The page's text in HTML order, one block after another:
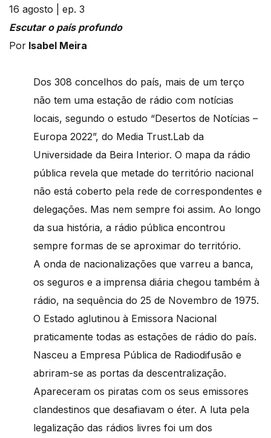
16 agosto | ep. 3
Escutar o país profundo
Por Isabel Meira
Dos 308 concelhos do país, mais de um terço
não tem uma estação de rádio com notícias
locais, segundo o estudo “Desertos de Notícias –
Europa 2022”, do Media Trust.Lab da
Universidade da Beira Interior. O mapa da rádio
pública revela que metade do território nacional
não está coberto pela rede de correspondentes e
delegações. Mas nem sempre foi assim. Ao longo
da sua história, a rádio pública encontrou
sempre formas de se aproximar do território.
A onda de nacionalizações que varreu a banca,
os seguros e a imprensa diária chegou também à
rádio, na sequência do 25 de Novembro de 1975.
O Estado aglutinou à Emissora Nacional
praticamente todas as estações de rádio do país.
Nasceu a Empresa Pública de Radiodifusão e
abriram-se as portas da descentralização.
Apareceram os piratas com os seus emissores
clandestinos que desafiavam o éter. A luta pela
legalização das rádios livres foi um dos